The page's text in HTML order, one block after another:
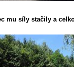
mu síly stačily a